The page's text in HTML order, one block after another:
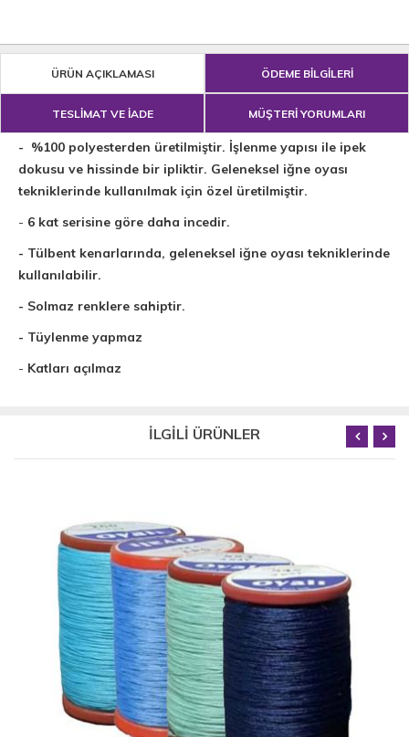
ÜRÜN AÇIKLAMASI ÖDEME BİLGİLERİ
TESLİMAT VE İADE MÜŞTERİ YORUMLARI
- %100 polyesterden üretilmiştir. İşlenme yapısı ile ipek
dokusu ve hissinde bir ipliktir. Geleneksel iğne oyası
tekniklerinde kullanılmak için özel üretilmiştir.
- 6 kat serisine göre daha incedir.
- Tülbent kenarlarında, geleneksel iğne oyası tekniklerinde
kullanılabilir.
- Solmaz renklere sahiptir.
- Tüylenme yapmaz
- Katları açılmaz
İLGİLİ ÜRÜNLER